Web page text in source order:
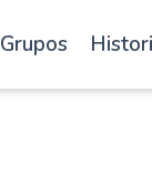
Grupos